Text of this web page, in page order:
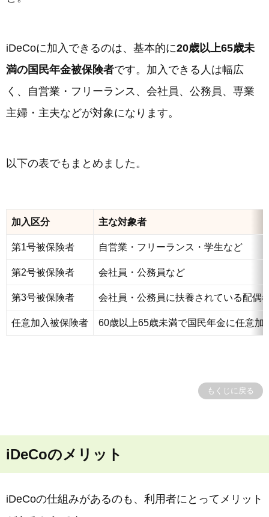
iDeCoに加入できるのは、基本的に20歳以上65歳未
満の国民年金被保険者です。加入できる人は幅広
く、自営業・フリーランス、会社員、公務員、専業
主婦・主夫などが対象になります。
以下の表でもまとめました。
加入区分 主な対象者
第1号被保険者 自営業・フリーランス・学生など
第2号被保険者 会社員・公務員など
第3号被保険者 会社員・公務員に扶養されている配偶
任意加入被保険者 60歳以上65歳未満で国民年金に任意加
もくじに戻る
iDeCoのメリット
iDeCoの仕組みがあるのも、利用者にとってメリット